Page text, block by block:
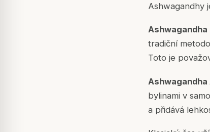
Ashwagandhy
Ashwagandha
tradiční
Toto je
bylinami v
a přidává